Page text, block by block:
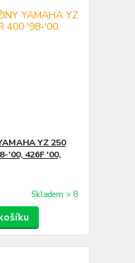
YZ 250
'00, 426F '00,
Skladem > 8